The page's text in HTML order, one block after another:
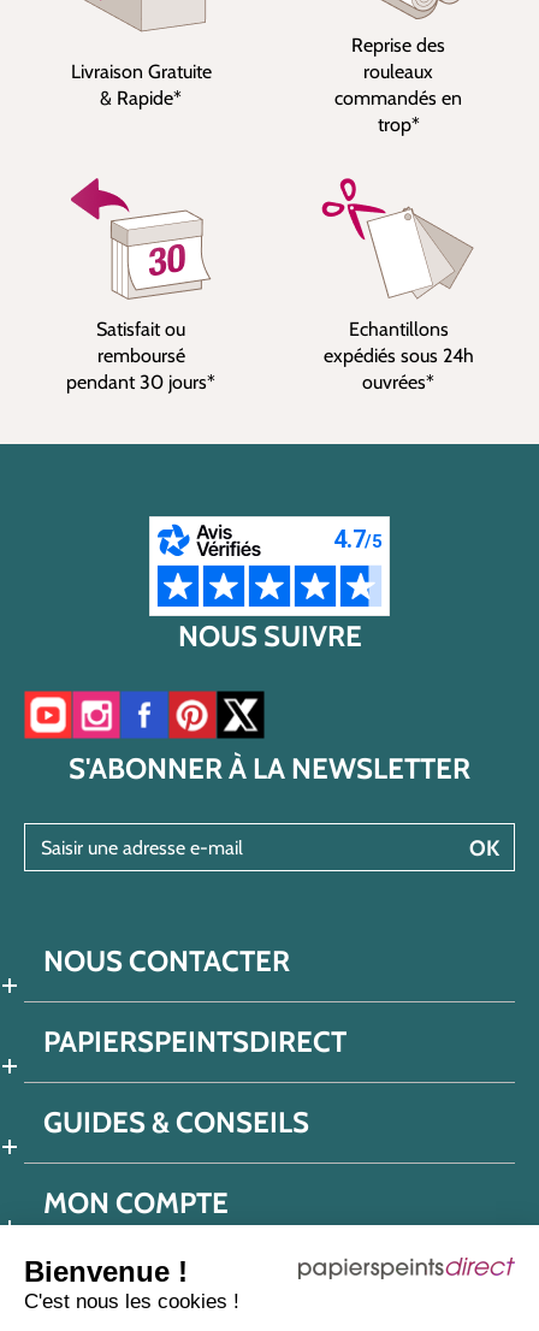
Bienvenue !
C'est nous les cookies !
Livraison Gratuite
& Rapide*
Reprise des
rouleaux
commandés en
trop*
Satisfait ou
remboursé
pendant 30 jours*
Echantillons
expédiés sous 24h
ouvrées*
NOUS SUIVRE
Accéder à notre chaîne YouTube
Accéder à notre compte Instagram
Accéder à notre page Facebook
Accéder à notre compte Pinterest
Accéder à notre compte Twitter/X
S'ABONNER À LA NEWSLETTER
OK
NOUS CONTACTER
PAPIERSPEINTSDIRECT
GUIDES & CONSEILS
MON COMPTE